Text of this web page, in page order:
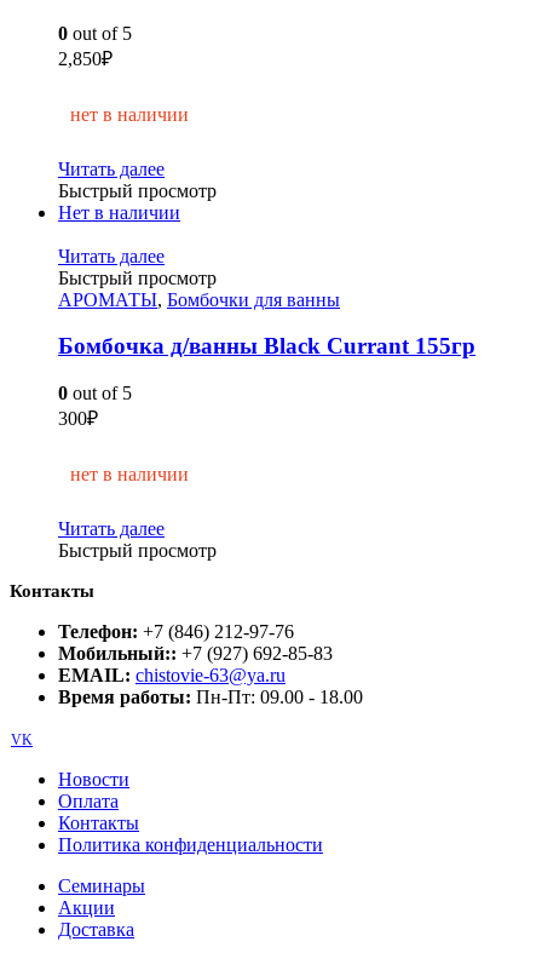
0 out of 5
2,850₽
нет в наличии
Читать далее
Быстрый просмотр
Нет в наличии
Читать далее
Быстрый просмотр
АРОМАТЫ, Бомбочки для ванны
Бомбочка д/ванны Black Currant 155гр
0 out of 5
300₽
нет в наличии
Читать далее
Быстрый просмотр
Контакты
Телефон: +7 (846) 212-97-76
Мобильный:: +7 (927) 692-85-83
EMAIL: chistovie-63@ya.ru
Время работы: Пн-Пт: 09.00 - 18.00
VK
Новости
Оплата
Контакты
Политика конфиденциальности
Семинары
Акции
Доставка